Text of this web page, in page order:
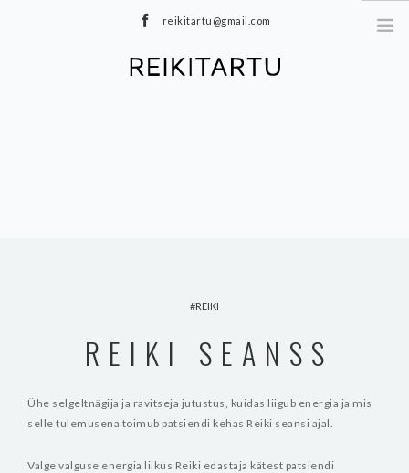
reikitartu@gmail.com
REIKI
REIKI SEANSS
Ühe selgeltnägija ja ravitseja jutustus, kuidas liigub energia ja mis
selle tulemusena toimub patsiendi kehas Reiki seansi ajal.
Valge valguse energia liikus Reiki edastaja kätest patsiendi